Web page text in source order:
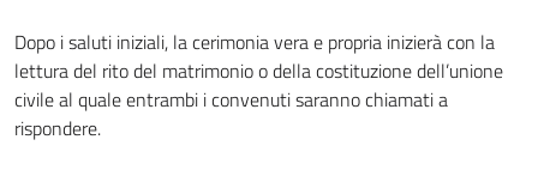
Dopo i saluti iniziali, la cerimonia vera e propria inizierà con la
lettura del rito del matrimonio o della costituzione dell’unione
civile al quale entrambi i convenuti saranno chiamati a
rispondere.